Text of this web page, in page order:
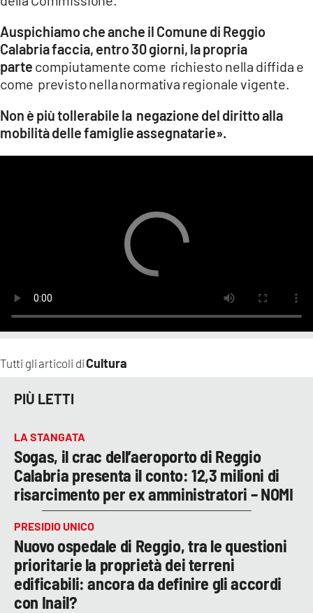
Tutti gli articoli diCultura
Auspichiamo che anche il Comune di Reggio
Calabria faccia, entro 30 giorni, la propria
parte compiutamente come richiesto nella diffida e
come previsto nella normativa regionale vigente.
Non è più tollerabile la negazione del diritto alla
mobilità delle famiglie assegnatarie».
PIÙ LETTI
LA STANGATA
Sogas, il crac dell’aeroporto di Reggio
Calabria presenta il conto: 12,3 milioni di
risarcimento per ex amministratori – NOMI
PRESIDIO UNICO
Nuovo ospedale di Reggio, tra le questioni
prioritarie la proprietà dei terreni
edificabili: ancora da definire gli accordi
con Inail?